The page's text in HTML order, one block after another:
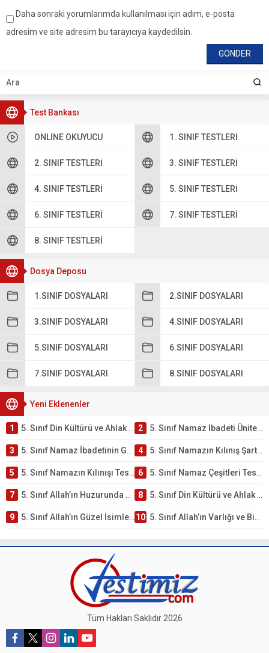
Test Bankası
ONLINE OKUYUCU 1. SINIF TESTLERI
2. SINIF TESTLERI 3. SINIF TESTLERI
4. SINIF TESTLERI 5. SINIF TESTLERI
6. SINIF TESTLERI 7. SINIF TESTLERI
8. SINIF TESTLERI
Dosya Deposu
1.SINIF DOSYALARI 2.SINIF DOSYALARI
3.SINIF DOSYALARI 4.SINIF DOSYALARI
5.SINIF DOSYALARI 6.SINIF DOSYALARI
7.SINIF DOSYALARI 8.SINIF DOSYALARI
Yeni Eklenenler
1 5. Sınıf Din Kültürü ve Ahlak Bilgisi 2. Ünite: Namaz İbadeti Çalışmaları 2 5. Sınıf Namaz İbadeti Ünite Testi – Online Çöz
3 5. Sınıf Namaz İbadetinin Getirdiği Faydalar Testi 4 5. Sınıf Namazın Kılınış Şartları Testi
5 5. Sınıf Namazın Kılınışı Testi – Online Çöz 6 5. Sınıf Namaz Çeşitleri Testi – Online Çöz
7 5. Sınıf Allah’ın Huzurunda Olmak – Namaz İbadeti Testi 8 5. Sınıf Din Kültürü ve Ahlak Bilgisi 1. Ünite: Allah İnancı Çalışmaları
9 5. Sınıf Allah’ın Güzel İsimleri Testi – Online Çöz 10 5. Sınıf Allah’ın Varlığı ve Birliği Testi – Online Çöz
Daha sonraki yorumlarımda kullanılması için adım, e-posta
adresim ve site adresim bu tarayıcıya kaydedilsin.
Tüm Hakları Saklıdır 2026